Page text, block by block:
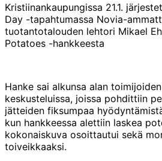
Kristiinankaupungissa 21.1.
Day -tapahtumassa Novia-
tuotantotalouden lehtori Mikael
Potatoes -hankkeesta
Hanke sai alkunsa alan
keskusteluissa, joissa pohdittiin
jätteiden fiksumpaa
kun hankkeessa alettiin laskea
kokonaiskuva osoittautui sekä
toiveikkaaksi.